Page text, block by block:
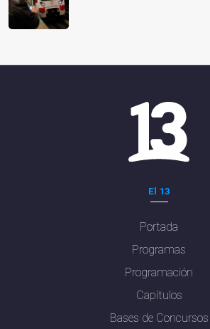
El 13
Portada
Programas
Programación
Capítulos
Bases de Concursos